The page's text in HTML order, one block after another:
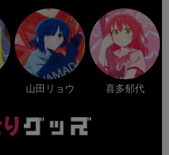
山田リョウ 喜多郁代